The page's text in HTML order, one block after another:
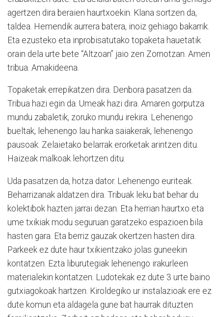
agertzen dira beraien haurtxoekin. Klana sortzen da,
taldea. Hemendik aurrera batera, inoiz gehiago bakarrik.
Eta ezusteko eta inprobisatutako topaketa hauetatik
orain dela urte bete “Altzoan” jaio zen Zornotzan. Amen
tribua. Amakideena.
Topaketak errepikatzen dira. Denbora pasatzen da.
Tribua hazi egin da. Umeak hazi dira. Amaren gorputza
mundu zabaletik, zoruko mundu irekira. Lehenengo
bueltak, lehenengo lau hanka saiakerak, lehenengo
pausoak. Zelaietako belarrak erorketak arintzen ditu.
Haizeak malkoak lehortzen ditu.
Uda pasatzen da, hotza dator. Lehenengo euriteak.
Beharrizanak aldatzen dira. Tribuak leku bat behar du
kolektibok hazten jarrai dezan. Eta herrian haurtxo eta
ume txikiak modu seguruan garatzeko espazioen bila
hasten gara. Eta berriz gauzak okertzen hasten dira.
Parkeek ez dute haur txikientzako jolas guneekin
kontatzen. Ezta liburutegiak lehenengo irakurleen
materialekin kontatzen. Ludotekak ez dute 3 urte baino
gutxiagokoak hartzen. Kiroldegiko ur instalazioak ere ez
dute komun eta aldagela gune bat haurrak dituzten